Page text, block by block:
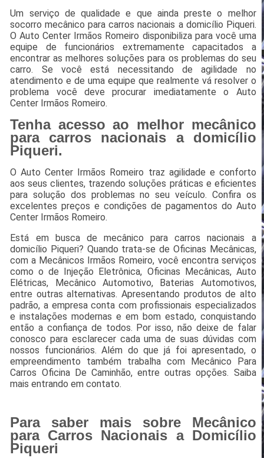
Um serviço de qualidade e que ainda preste o melhor
socorro mecânico para carros nacionais a domicílio Piqueri.
O Auto Center Irmãos Romeiro disponibiliza para você uma
equipe de funcionários extremamente capacitados a
encontrar as melhores soluções para os problemas do seu
carro. Se você está necessitando de agilidade no
atendimento e de uma equipe que realmente vá resolver o
problema você deve procurar imediatamente o Auto
Center Irmãos Romeiro.
Tenha acesso ao melhor mecânico
para carros nacionais a domicílio
Piqueri.
O Auto Center Irmãos Romeiro traz agilidade e conforto
aos seus clientes, trazendo soluções práticas e eficientes
para solução dos problemas no seu veículo. Confira os
excelentes preços e condições de pagamentos do Auto
Center Irmãos Romeiro.
Está em busca de mecânico para carros nacionais a
domicílio Piqueri? Quando trata-se de Oficinas Mecânicas,
com a Mecânicos Irmãos Romeiro, você encontra serviços
como o de Injeção Eletrônica, Oficinas Mecânicas, Auto
Elétricas, Mecânico Automotivo, Baterias Automotivos,
entre outras alternativas. Apresentando produtos de alto
padrão, a empresa conta com profissionais especializados
e instalações modernas e em bom estado, conquistando
então a confiança de todos. Por isso, não deixe de falar
conosco para esclarecer cada uma de suas dúvidas com
nossos funcionários. Além do que já foi apresentado, o
empreendimento também trabalha com Mecânico Para
Carros Oficina De Caminhão, entre outras opções. Saiba
mais entrando em contato.
Para saber mais sobre Mecânico
para Carros Nacionais a Domicílio
Piqueri